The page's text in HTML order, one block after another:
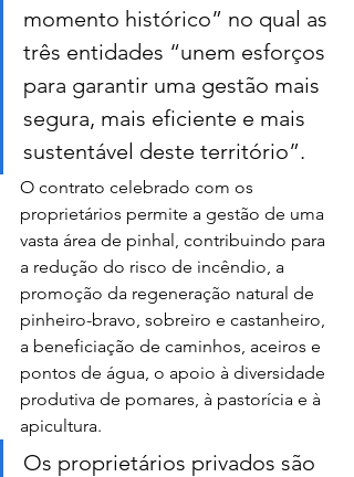
momento histórico” no qual as
três entidades “unem esforços
para garantir uma gestão mais
segura, mais eficiente e mais
sustentável deste território”.
O contrato celebrado com os
proprietários permite a gestão de uma
vasta área de pinhal, contribuindo para
a redução do risco de incêndio, a
promoção da regeneração natural de
pinheiro-bravo, sobreiro e castanheiro,
a beneficiação de caminhos, aceiros e
pontos de água, o apoio à diversidade
produtiva de pomares, à pastorícia e à
apicultura.
Os proprietários privados são